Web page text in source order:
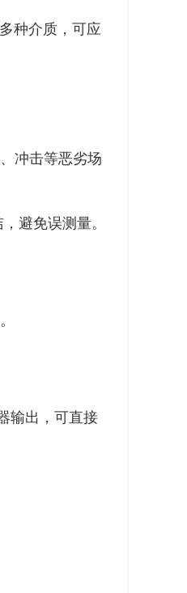
种介质，可应
冲击等恶劣场
避免误测量。
输出，可直接